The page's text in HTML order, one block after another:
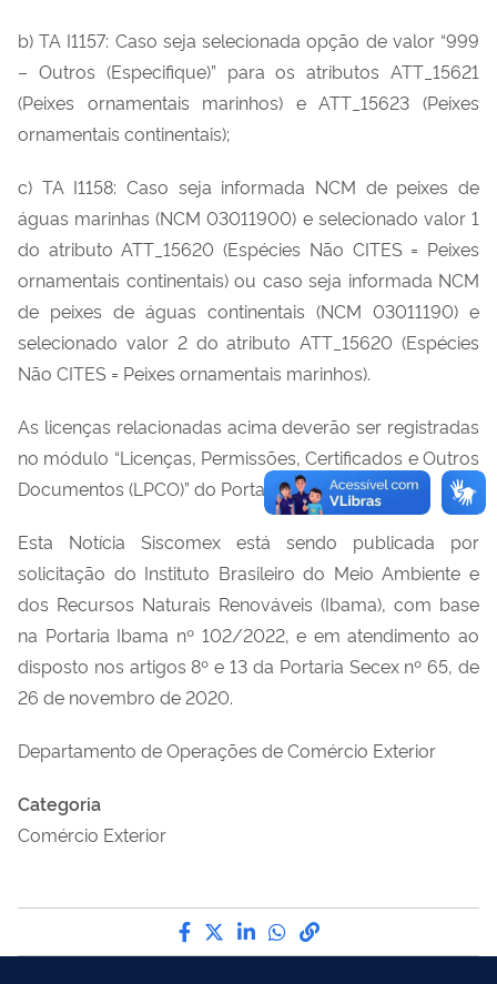
b) TA I1157: Caso seja selecionada opção de valor “999
– Outros (Especifique)” para os atributos ATT_15621
(Peixes ornamentais marinhos) e ATT_15623 (Peixes
ornamentais continentais);
c) TA I1158: Caso seja informada NCM de peixes de
águas marinhas (NCM 03011900) e selecionado valor 1
do atributo ATT_15620 (Espécies Não CITES = Peixes
ornamentais continentais) ou caso seja informada NCM
de peixes de águas continentais (NCM 03011190) e
selecionado valor 2 do atributo ATT_15620 (Espécies
Não CITES = Peixes ornamentais marinhos).
As licenças relacionadas acima deverão ser registradas
no módulo “Licenças, Permissões, Certificados e Outros
Documentos (LPCO)” do Portal Único Siscomex.
Esta Notícia Siscomex está sendo publicada por
solicitação do Instituto Brasileiro do Meio Ambiente e
dos Recursos Naturais Renováveis (Ibama), com base
na Portaria Ibama nº 102/2022, e em atendimento ao
disposto nos artigos 8º e 13 da Portaria Secex nº 65, de
26 de novembro de 2020.
Departamento de Operações de Comércio Exterior
Categoria
Comércio Exterior
Compartilhe por Facebook
Compartilhe por Twitter
Compartilhe por
Compartilhe por
link para Copiar